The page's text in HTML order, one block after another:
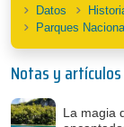
Datos
Parques
Notas y artículos
La magia